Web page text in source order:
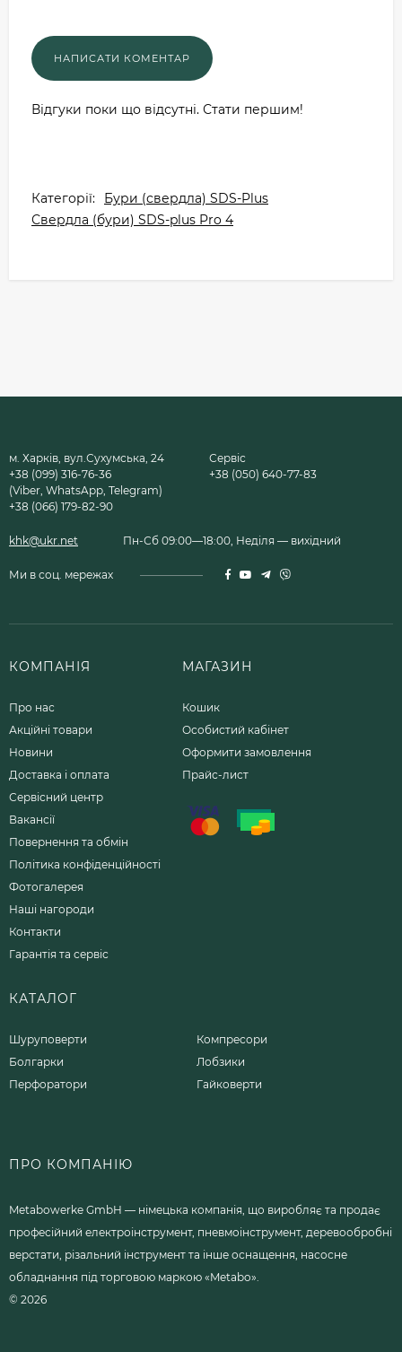
Відгуки поки що відсутні. Стати першим!
Категорії:
Бури (свердла) SDS-Plus
Свердла (бури) SDS-plus Pro 4
м. Харків, вул.Сухумська, 24
+38 (099) 316-76-36
(Viber, WhatsApp, Telegram)
+38 (066) 179-82-90
Сервіс
+38 (050) 640-77-83
khk@ukr.net Пн-Сб 09:00—18:00, Неділя — вихідний
Ми в соц. мережах
КОМПАНІЯ
Про нас
Акційні товари
Новини
Доставка і оплата
Сервісний центр
Вакансії
Повернення та обмін
Політика конфіденційності
Фотогалерея
Наші нагороди
Контакти
Гарантія та сервіс
МАГАЗИН
Кошик
Особистий кабінет
Оформити замовлення
Прайс-лист
КАТАЛОГ
Шуруповерти
Болгарки
Перфоратори
Компресори
Лобзики
Гайковерти
ПРО КОМПАНІЮ
Metabowerke GmbH — німецька компанія, що виробляє та продає
професійний електроінструмент, пневмоінструмент, деревообробні
верстати, різальний інструмент та інше оснащення, насосне
обладнання під торговою маркою «Metabo».
© 2026